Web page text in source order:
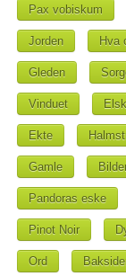
Pax vobiskum
Jorden Hva
Gleden
Vinduet
Ekte
Gamle
Pandoras eske
Pinot Noir
Ord